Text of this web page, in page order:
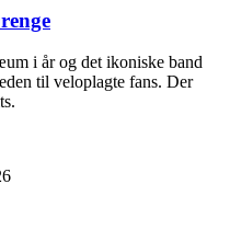
i år og det ikoniske band
til veloplagte fans. Der